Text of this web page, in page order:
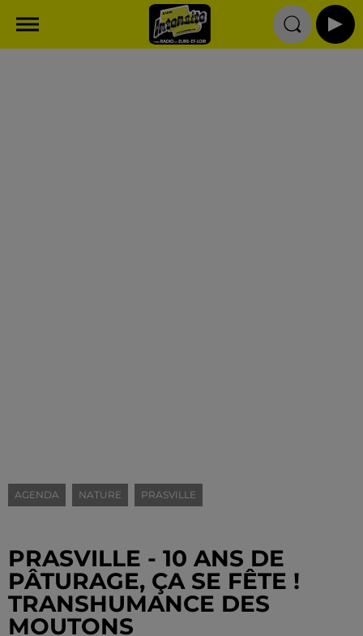
AGENDA NATURE PRASVILLE
PRASVILLE - 10 ANS DE
PÂTURAGE, ÇA SE FÊTE !
TRANSHUMANCE DES
MOUTONS